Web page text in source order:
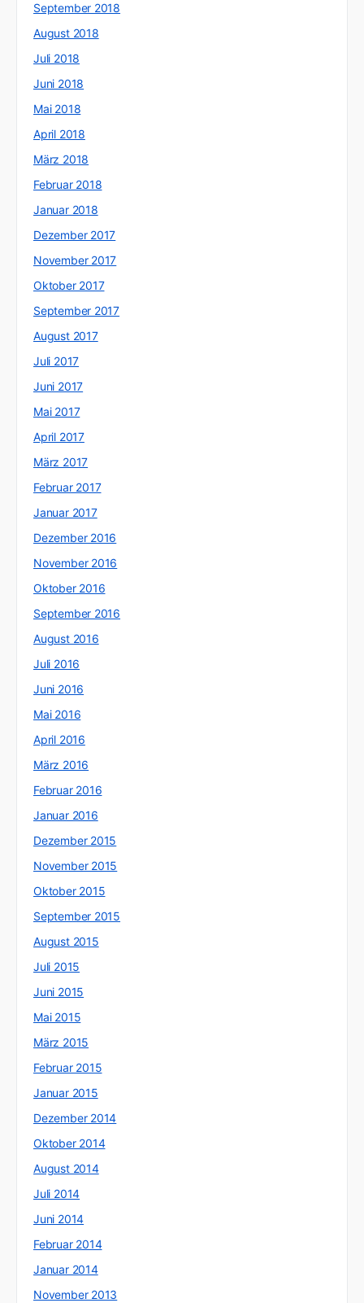
September 2018
August 2018
Juli 2018
Juni 2018
Mai 2018
April 2018
März 2018
Februar 2018
Januar 2018
Dezember 2017
November 2017
Oktober 2017
September 2017
August 2017
Juli 2017
Juni 2017
Mai 2017
April 2017
März 2017
Februar 2017
Januar 2017
Dezember 2016
November 2016
Oktober 2016
September 2016
August 2016
Juli 2016
Juni 2016
Mai 2016
April 2016
März 2016
Februar 2016
Januar 2016
Dezember 2015
November 2015
Oktober 2015
September 2015
August 2015
Juli 2015
Juni 2015
Mai 2015
März 2015
Februar 2015
Januar 2015
Dezember 2014
Oktober 2014
August 2014
Juli 2014
Juni 2014
Februar 2014
Januar 2014
November 2013